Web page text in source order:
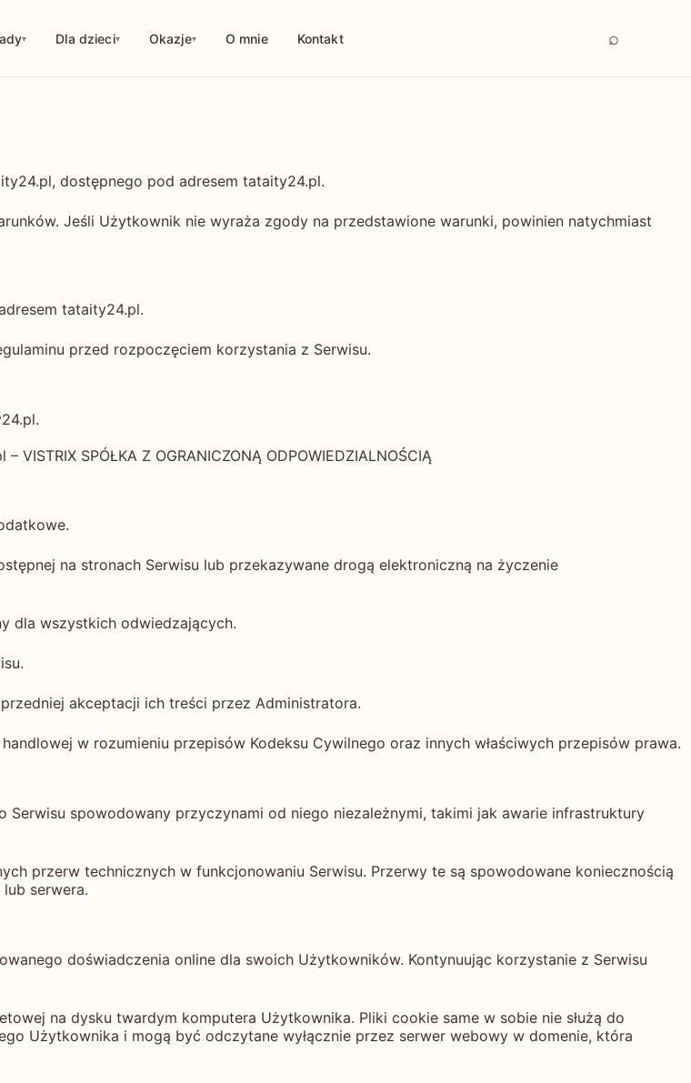
32
Dla dzieci
1
9
Okazje O mnie Kontakt ⌕
dostępnego pod adresem tataity24.pl.
Jeśli Użytkownik nie wyraża zgody na przedstawione warunki, powinien natychmiast
tataity24.pl.
przed rozpoczęciem korzystania z Serwisu.
SPÓŁKA Z OGRANICZONĄ ODPOWIEDZIALNOŚCIĄ
na stronach Serwisu lub przekazywane drogą elektroniczną na życzenie
dla wszystkich odwiedzających.
akceptacji ich treści przez Administratora.
w rozumieniu przepisów Kodeksu Cywilnego oraz innych właściwych przepisów prawa.
spowodowany przyczynami od niego niezależnymi, takimi jak awarie infrastruktury
przerw technicznych w funkcjonowaniu Serwisu. Przerwy te są spowodowane koniecznością
serwera.
doświadczenia online dla swoich Użytkowników. Kontynuując korzystanie z Serwisu
na dysku twardym komputera Użytkownika. Pliki cookie same w sobie nie służą do
Użytkownika i mogą być odczytane wyłącznie przez serwer webowy w domenie, która